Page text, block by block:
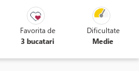
Favorita de
3 bucatari
Dificultate
Medie